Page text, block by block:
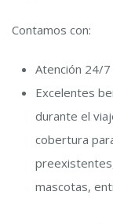
Contamos con:
Atención 24/
Excelentes
durante el
cobertura
mascotas,